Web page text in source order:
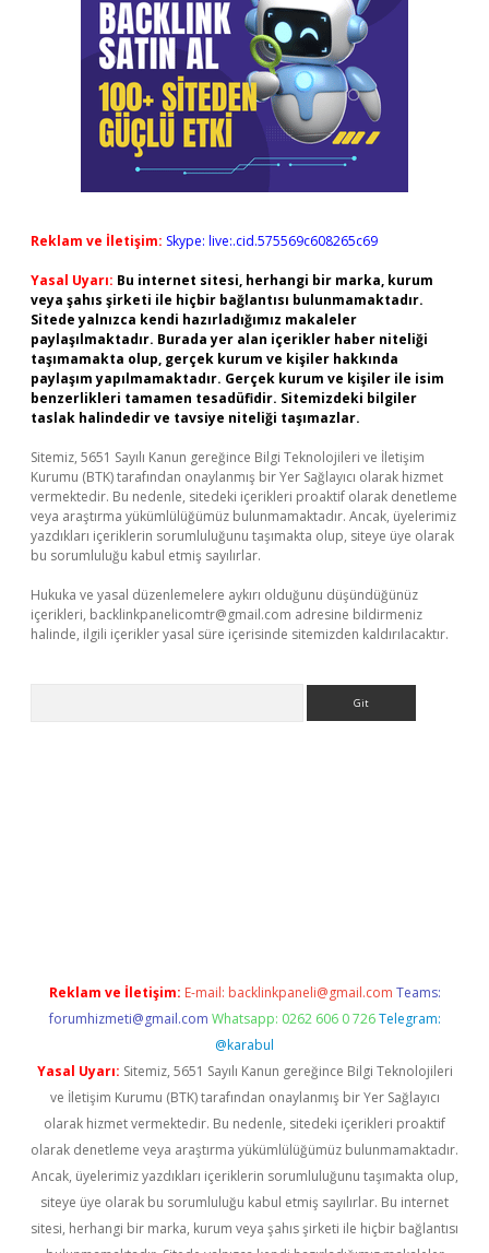
Reklam ve İletişim: Skype: live:.cid.575569c608265c69
Yasal Uyarı: Bu internet sitesi, herhangi bir marka, kurum
veya şahıs şirketi ile hiçbir bağlantısı bulunmamaktadır.
Sitede yalnızca kendi hazırladığımız makaleler
paylaşılmaktadır. Burada yer alan içerikler haber niteliği
taşımamakta olup, gerçek kurum ve kişiler hakkında
paylaşım yapılmamaktadır. Gerçek kurum ve kişiler ile isim
benzerlikleri tamamen tesadüfidir. Sitemizdeki bilgiler
taslak halindedir ve tavsiye niteliği taşımazlar.
Sitemiz, 5651 Sayılı Kanun gereğince Bilgi Teknolojileri ve İletişim
Kurumu (BTK) tarafından onaylanmış bir Yer Sağlayıcı olarak hizmet
vermektedir. Bu nedenle, sitedeki içerikleri proaktif olarak denetleme
veya araştırma yükümlülüğümüz bulunmamaktadır. Ancak, üyelerimiz
yazdıkları içeriklerin sorumluluğunu taşımakta olup, siteye üye olarak
bu sorumluluğu kabul etmiş sayılırlar.
Hukuka ve yasal düzenlemelere aykırı olduğunu düşündüğünüz
içerikleri, backlinkpanelicomtr@gmail.com adresine bildirmeniz
halinde, ilgili içerikler yasal süre içerisinde sitemizden kaldırılacaktır.
Reklam ve İletişim: E-mail: backlinkpaneli@gmail.com Teams:
forumhizmeti@gmail.com Whatsapp: 0262 606 0 726 Telegram:
@karabul
Yasal Uyarı: Sitemiz, 5651 Sayılı Kanun gereğince Bilgi Teknolojileri
ve İletişim Kurumu (BTK) tarafından onaylanmış bir Yer Sağlayıcı
olarak hizmet vermektedir. Bu nedenle, sitedeki içerikleri proaktif
olarak denetleme veya araştırma yükümlülüğümüz bulunmamaktadır.
Ancak, üyelerimiz yazdıkları içeriklerin sorumluluğunu taşımakta olup,
siteye üye olarak bu sorumluluğu kabul etmiş sayılırlar. Bu internet
sitesi, herhangi bir marka, kurum veya şahıs şirketi ile hiçbir bağlantısı